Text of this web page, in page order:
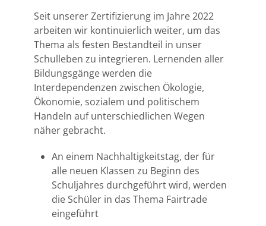
Seit unserer Zertifizierung im Jahre 2022
arbeiten wir kontinuierlich weiter, um das
Thema als festen Bestandteil in unser
Schulleben zu integrieren. Lernenden aller
Bildungsgänge werden die
Interdependenzen zwischen Ökologie,
Ökonomie, sozialem und politischem
Handeln auf unterschiedlichen Wegen
näher gebracht.
An einem Nachhaltigkeitstag, der für
alle neuen Klassen zu Beginn des
Schuljahres durchgeführt wird, werden
die Schüler in das Thema Fairtrade
eingeführt